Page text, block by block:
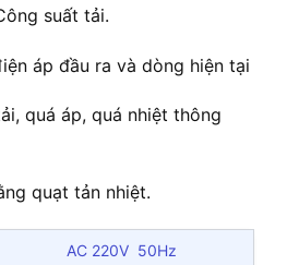
suất tải.
áp đầu ra và dòng hiện tại
quá áp, quá nhiệt thông
quạt tản nhiệt.
AC 220V 50Hz